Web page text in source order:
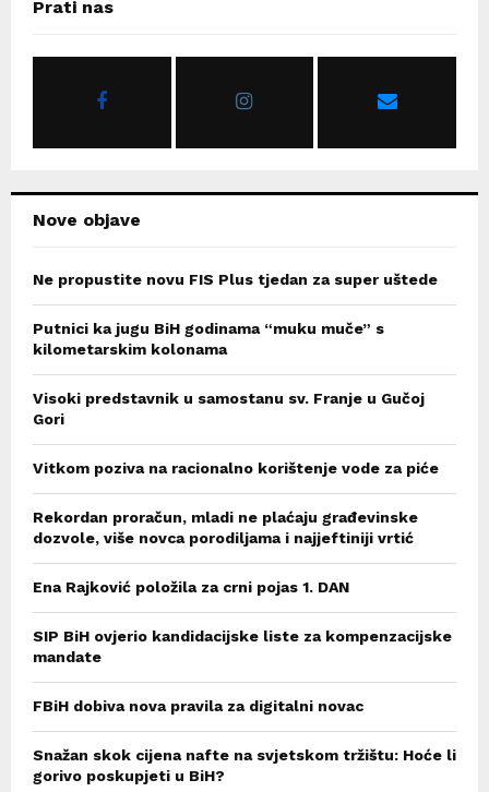
hPrati nas
Nove objave
Ne propustite novu FIS Plus tjedan za super uštede
Putnici ka jugu BiH godinama “muku muče” s
kilometarskim kolonama
Visoki predstavnik u samostanu sv. Franje u Gučoj
Gori
Vitkom poziva na racionalno korištenje vode za piće
Rekordan proračun, mladi ne plaćaju građevinske
dozvole, više novca porodiljama i najjeftiniji vrtić
Ena Rajković položila za crni pojas 1. DAN
SIP BiH ovjerio kandidacijske liste za kompenzacijske
mandate
FBiH dobiva nova pravila za digitalni novac
Snažan skok cijena nafte na svjetskom tržištu: Hoće li
gorivo poskupjeti u BiH?